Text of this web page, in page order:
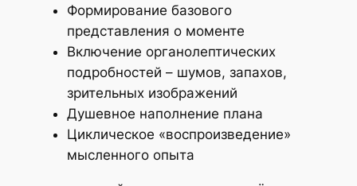
Формирование базового
представления о моменте
Включение органолептических
подробностей – шумов, запахов,
зрительных изображений
Душевное наполнение плана
Циклическое «воспроизведение»
мысленного опыта